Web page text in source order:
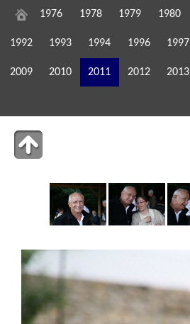
1976 1978 1979 1980
1992 1993 1994 1996 1997
2009 2010 2011 2012 2013